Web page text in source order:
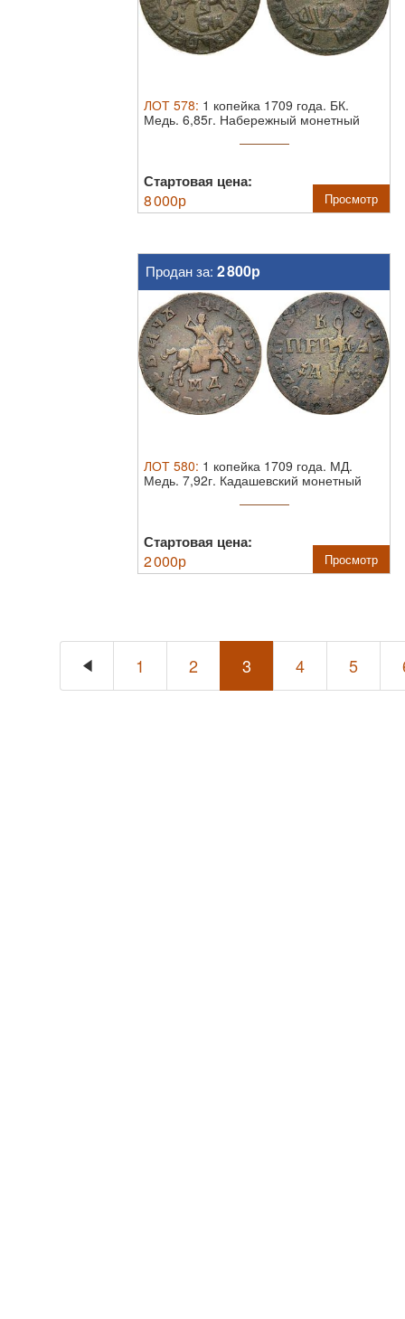
ЛОТ 578: 1 копейка 1709 года. БК.
Медь. 6,85г. Набережный монетный
Стартовая цена:
8 000р Просмотр
Продан за: 2 800р
ЛОТ 580: 1 копейка 1709 года. МД.
Медь. 7,92г. Кадашевский монетный
Стартовая цена:
2 000р Просмотр
1 2 3 4 5